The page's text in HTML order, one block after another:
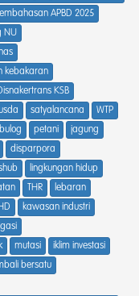
APBD 2025
NU
kebakaran
KSB
satyalancana
WTP
bulog petani
jagung
disparpora
lingkungan hidup
THR
lebaran
kawasan industri
mutasi
iklim investasi
bersatu